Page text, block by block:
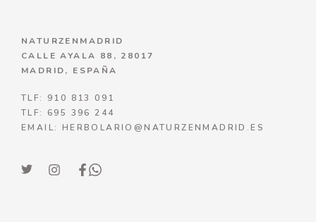
NATURZENMADRID
CALLE AYALA 88, 28017
MADRID, ESPAÑA
TLF: 910 813 091
TLF: 695 396 244
EMAIL: HERBOLARIO@NATURZENMADRID.ES